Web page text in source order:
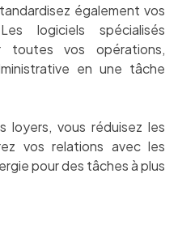
également vos
logiciels spécialisés
toutes vos opérations,
en une tâche
loyers, vous réduisez les
vos relations avec les
pour des tâches à plus